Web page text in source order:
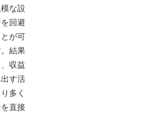
な設
回避
が可
結果
収益
す活
多く
直接